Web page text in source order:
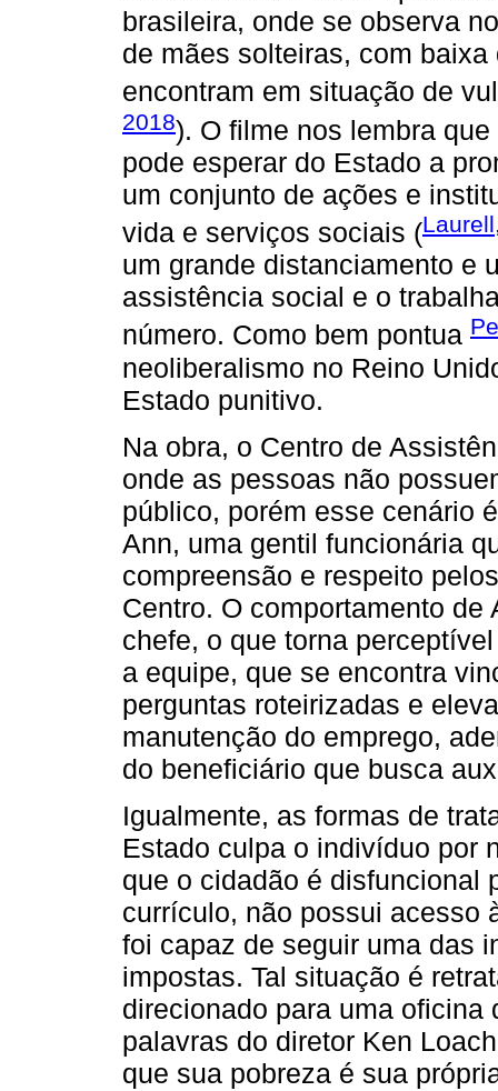
brasileira, onde se observa
de mães solteiras, com
encontram em situação de
2018). O filme nos lembra
pode esperar do Estado a
um conjunto de ações e
vida e serviços sociais (
um grande distanciamento e
assistência social e o
número. Como bem pontua
neoliberalismo no Reino
Estado punitivo.
Na obra, o Centro de
onde as pessoas não
público, porém esse cenário
Ann, uma gentil funcionária
compreensão e respeito
Centro. O comportamento
chefe, o que torna
a equipe, que se encontra
perguntas roteirizadas e
manutenção do emprego,
do beneficiário que busca
Igualmente, as formas de
Estado culpa o indivíduo por
que o cidadão é disfuncional
currículo, não possui acesso
foi capaz de seguir uma das
impostas. Tal situação é
direcionado para uma
palavras do diretor Ken
que sua pobreza é sua